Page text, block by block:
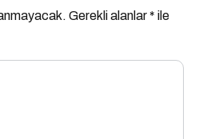
Gerekli alanlar* ile